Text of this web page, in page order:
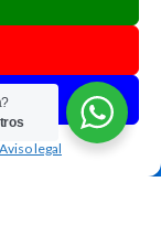
Aviso legal
DEL SITIO